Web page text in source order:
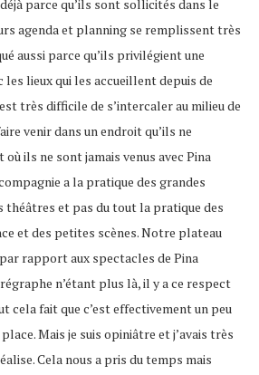
parce qu’ils sont sollicités dans le
agenda et planning se remplissent très
aussi parce qu’ils privilégient une
lieux qui les accueillent depuis de
très difficile de s’intercaler au milieu de
venir dans un endroit qu’ils ne
ils ne sont jamais venus avec Pina
a la pratique des grandes
théâtres et pas du tout la pratique des
et des petites scènes. Notre plateau
rapport aux spectacles de Pina
n’étant plus là, il y a ce respect
cela fait que c’est effectivement un peu
Mais je suis opiniâtre et j’avais très
Cela nous a pris du temps mais